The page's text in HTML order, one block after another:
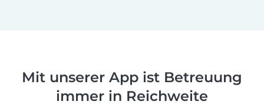
Mit unserer App ist Betreuung
immer in Reichweite